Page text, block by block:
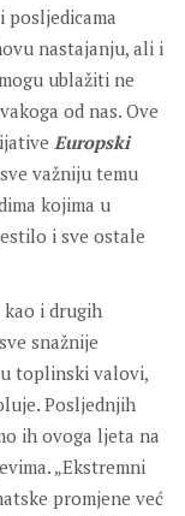
nastajanju, ali i
ublažiti ne
od nas. Ove
Europski
važniju temu
kojima u
i sve ostale
i drugih
snažnije
toplinski valovi,
Posljednjih
ih ovoga ljeta na
„Ekstremni
promjene već